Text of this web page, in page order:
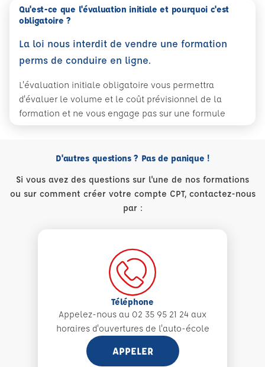
Qu'est-ce que l'évaluation initiale et pourquoi c'est
obligatoire ?
La loi nous interdit de vendre une formation
perms de conduire en ligne.
L'évaluation initiale obligatoire vous permettra
d'évaluer le volume et le coût prévisionnel de la
formation et ne vous engage pas sur une formule
D'autres questions ? Pas de panique !
Si vous avez des questions sur l'une de nos formations
ou sur comment créer votre compte CPT, contactez-nous
par :
Téléphone
Appelez-nous au 02 35 95 21 24 aux
horaires d'ouvertures de l'auto-école
APPELER